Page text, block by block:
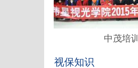
中茂培训
视保知识